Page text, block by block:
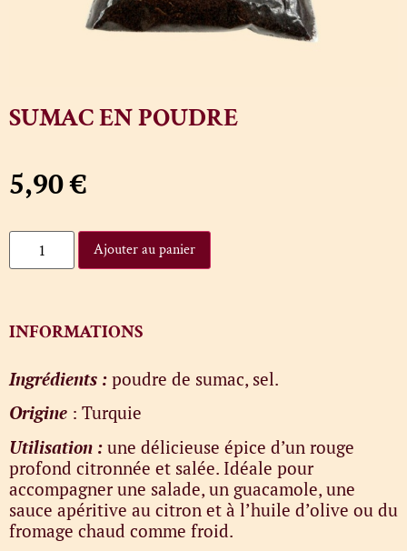
SUMAC EN POUDRE
5,90€
Ajouter au panier
INFORMATIONS
Ingrédients : poudre de sumac, sel.
Origine : Turquie
Utilisation : une délicieuse épice d’un rouge
profond citronnée et salée. Idéale pour
accompagner une salade, un guacamole, une
sauce apéritive au citron et à l’huile d’olive ou du
fromage chaud comme froid.